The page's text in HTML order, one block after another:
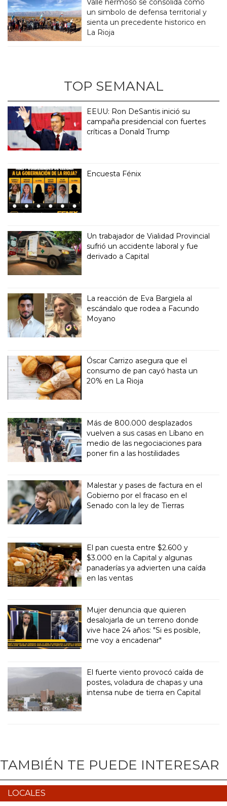
Valle hermoso se consolida como
un simbolo de defensa territorial y
sienta un precedente historico en
La Rioja
TOP SEMANAL
EEUU: Ron DeSantis inició su
campaña presidencial con fuertes
críticas a Donald Trump
Encuesta Fénix
Un trabajador de Vialidad Provincial
sufrió un accidente laboral y fue
derivado a Capital
La reacción de Eva Bargiela al
escándalo que rodea a Facundo
Moyano
Óscar Carrizo asegura que el
consumo de pan cayó hasta un
20% en La Rioja
Más de 800.000 desplazados
vuelven a sus casas en Líbano en
medio de las negociaciones para
poner fin a las hostilidades
Malestar y pases de factura en el
Gobierno por el fracaso en el
Senado con la ley de Tierras
El pan cuesta entre $2.600 y
$3.000 en la Capital y algunas
panaderías ya advierten una caída
en las ventas
Mujer denuncia que quieren
desalojarla de un terreno donde
vive hace 24 años: "Si es posible,
me voy a encadenar"
El fuerte viento provocó caída de
postes, voladura de chapas y una
intensa nube de tierra en Capital
TAMBIÉN TE PUEDE INTERESAR
LOCALES